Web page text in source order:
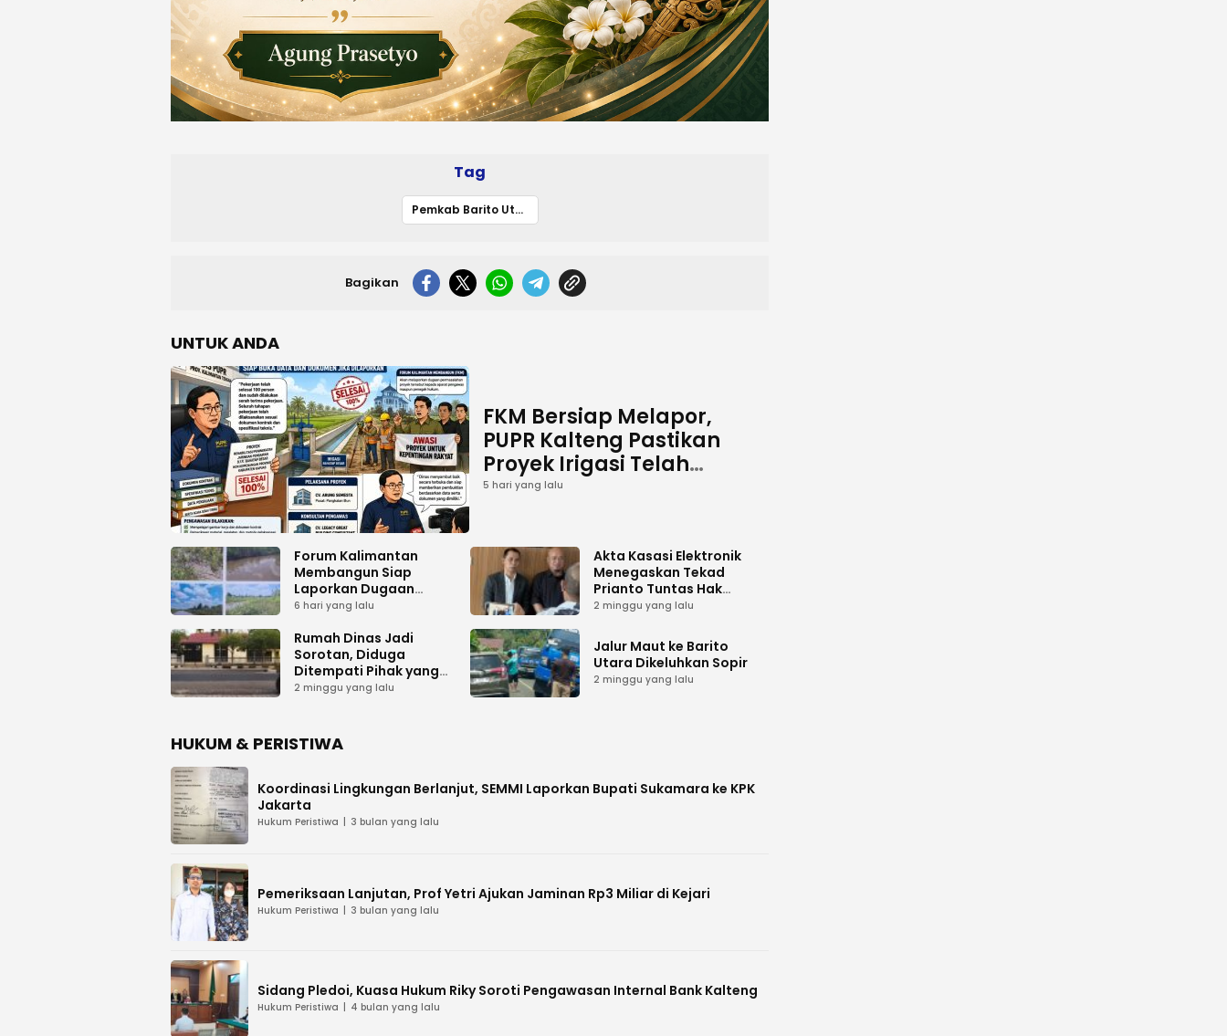
Tag
Pemkab Barito Utara
Bagikan
UNTUK ANDA
FKM Bersiap Melapor,
PUPR Kalteng Pastikan
Proyek Irigasi Telah
Tuntas
5 hari yang lalu
Forum Kalimantan
Membangun Siap
Laporkan Dugaan
Proyek Bermasalah
6 hari yang lalu
Akta Kasasi Elektronik
Menegaskan Tekad
Prianto Tuntas Hak
Lahan ke Mahkamah
2 minggu yang lalu
Rumah Dinas Jadi
Sorotan, Diduga
Ditempati Pihak yang
Tak Berhak
2 minggu yang lalu
Jalur Maut ke Barito
Utara Dikeluhkan Sopir
2 minggu yang lalu
HUKUM & PERISTIWA
Koordinasi Lingkungan Berlanjut, SEMMI Laporkan Bupati Sukamara ke KPK
Jakarta
Hukum Peristiwa 3 bulan yang lalu
Pemeriksaan Lanjutan, Prof Yetri Ajukan Jaminan Rp3 Miliar di Kejari
Hukum Peristiwa 3 bulan yang lalu
Sidang Pledoi, Kuasa Hukum Riky Soroti Pengawasan Internal Bank Kalteng
Hukum Peristiwa 4 bulan yang lalu